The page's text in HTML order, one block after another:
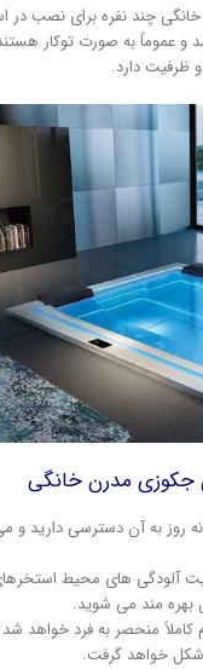
چند نفره برای نصب در
به صورت توکار
جکوزی مدرن خانگی
روز به آن دسترسی دارید و می
آلودگی های محیط
بهره مند می شوید.
منحصر به فرد خواهد
شکل خواهد گرفت.